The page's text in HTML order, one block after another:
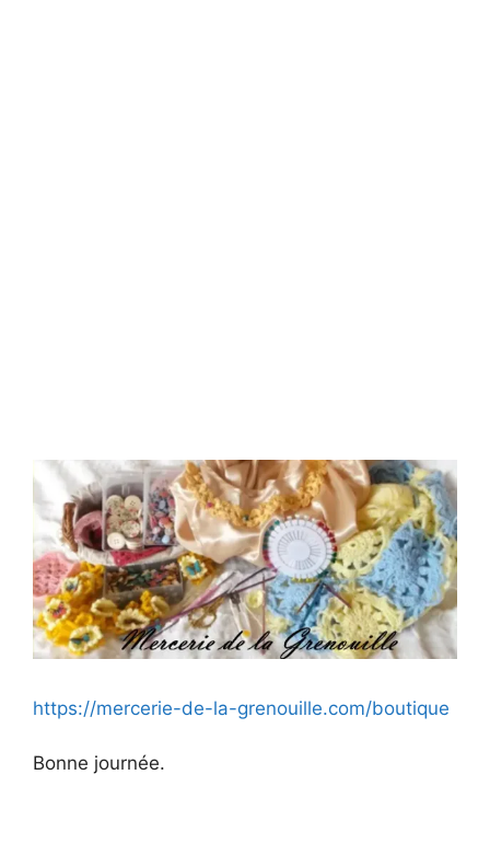
https://mercerie-de-la-grenouille.com/boutique
Bonne journée.